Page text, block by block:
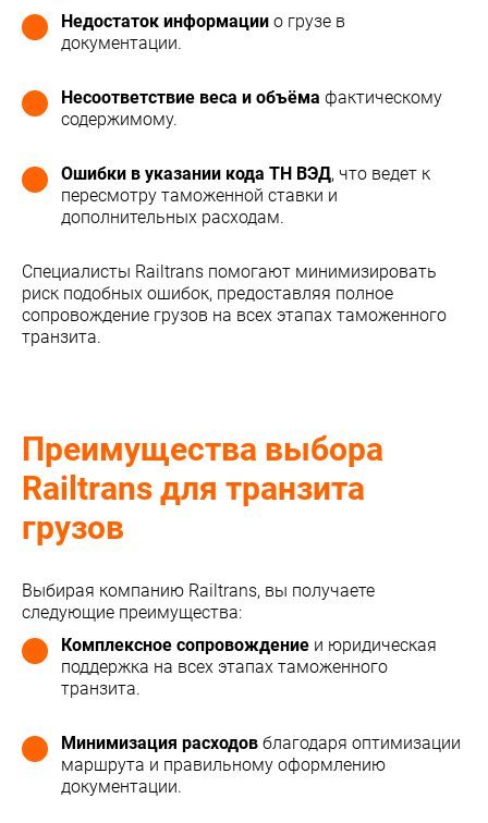
Недостаток информации о грузе в
документации.
Несоответствие веса и объёма фактическому
содержимому.
Ошибки в указании кода ТН ВЭД, что ведет к
пересмотру таможенной ставки и
дополнительных расходам.
Специалисты Railtrans помогают минимизировать
риск подобных ошибок, предоставляя полное
сопровождение грузов на всех этапах таможенного
транзита.
Преимущества выбора
Railtrans для транзита
грузов
Выбирая компанию Railtrans, вы получаете
следующие преимущества:
Комплексное сопровождение и юридическая
поддержка на всех этапах таможенного
транзита.
Минимизация расходов благодаря оптимизации
маршрута и правильному оформлению
документации.